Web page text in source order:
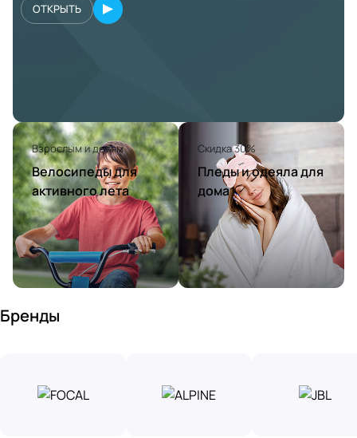
ОТКРЫТЬ
Взрослым и детям
Велосипеды для
активного лета
Скидка 30%
Пледы и одеяла для
дома
Бренды